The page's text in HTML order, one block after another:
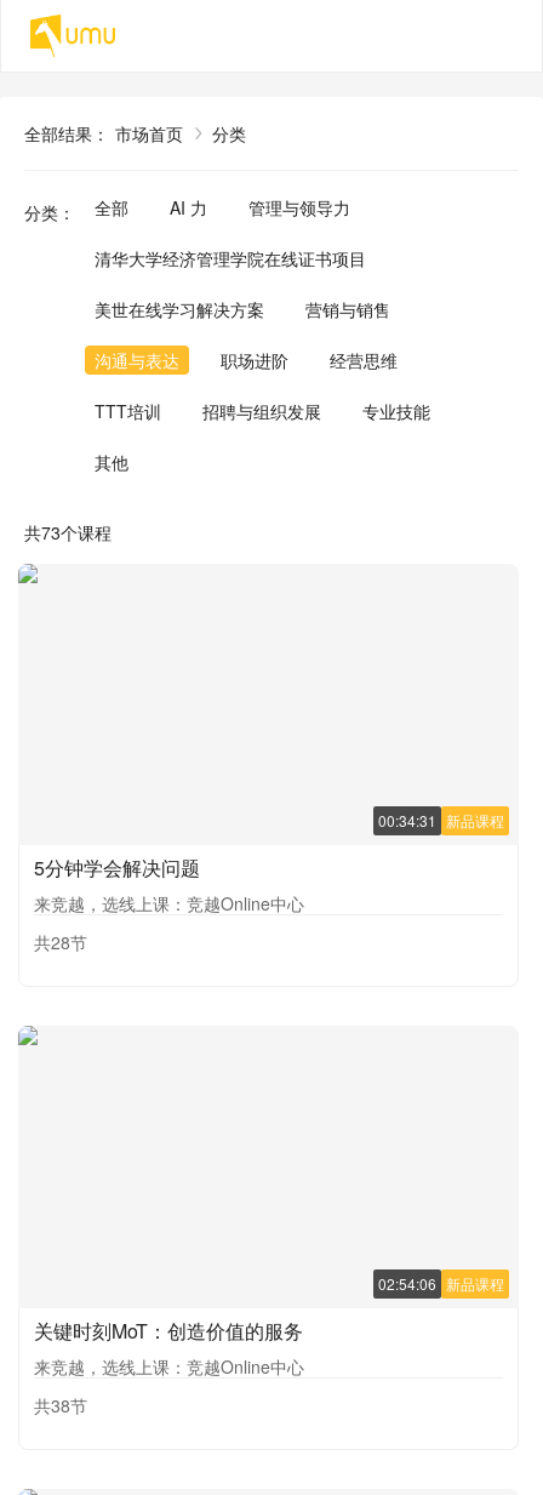
全部结果 ： 市场首页 分类
分类 ： 全部 AI 力 管理与领导力
清华大学经济管理学院在线证书项目
美世在线学习解决方案 营销与销售
沟通与表达 职场进阶 经营思维
TTT培训 招聘与组织发展 专业技能
其他
共73个课程
新品课程
00:34:31
5分钟学会解决问题
来竞越，选线上课：竞越Online中心
共28节
新品课程
02:54:06
关键时刻MoT：创造价值的服务
来竞越，选线上课：竞越Online中心
共38节